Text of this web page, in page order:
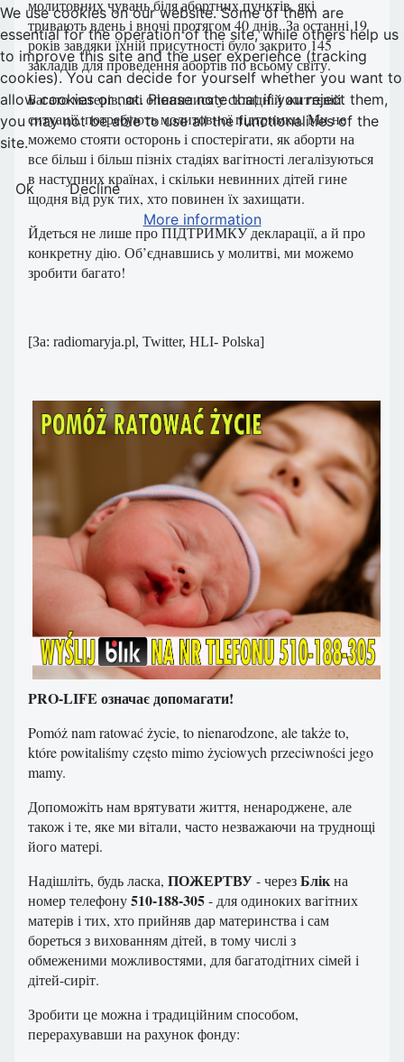
молитовних чувань біля абортних пунктів, які
тривають вдень і вночі протягом 40 днів. За останні 19
років завдяки їхній присутності було закрито 145
закладів для проведення абортів по всьому світу.
Багато матерів, які опинилися у складній життєвій
ситуації, потребують молитовної підтримки. Ми не
можемо стояти осторонь і спостерігати, як аборти на
все більш і більш пізніх стадіях вагітності легалізуються
в наступних країнах, і скільки невинних дітей гине
щодня від рук тих, хто повинен їх захищати.
Йдеться не лише про ПІДТРИМКУ декларації, а й про
конкретну дію. Об’єднавшись у молитві, ми можемо
зробити багато!
[Зa: radiomaryja.pl, Twitter, HLI- Polska]
PRO-LIFE означає допомагати!
Pomóż nam ratować życie, to nienarodzone, ale także to,
które powitaliśmy często mimo życiowych przeciwności jego
mamy.
Допоможіть нам врятувати життя, ненароджене, але
також і те, яке ми вітали, часто незважаючи на труднощі
його матері.
Надішліть, будь ласка, ПОЖЕРТВУ- черезБлікна
номер телефону510-188-305- для одиноких вагітних
матерів і тих, хто прийняв дар материнства і сам
бореться з вихованням дітей, в тому числі з
обмеженими можливостями, для багатодітних сімей і
дітей-сиріт.
Зробити це можна і традиційним способом,
перерахувавши на рахунок фонду:
We use cookies on our website. Some of them are
essential for the operation of the site, while others help us
to improve this site and the user experience (tracking
cookies). You can decide for yourself whether you want to
allow cookies or not. Please note that if you reject them,
you may not be able to use all the functionalities of the
site.
Ok
Decline
More information